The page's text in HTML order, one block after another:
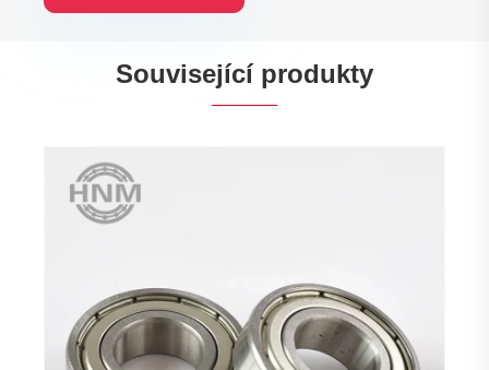
Související produkty
Ukázat více >>